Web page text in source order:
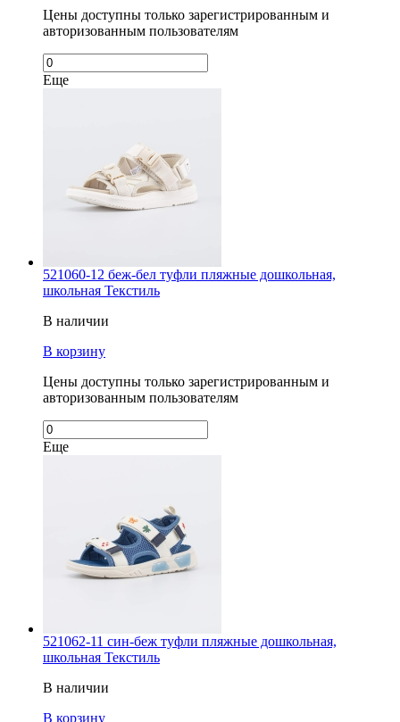
Цены доступны только зарегистрированным и
авторизованным пользователям
Еще
521060-12 беж-бел туфли пляжные дошкольная,
школьная Текстиль
В наличии
В корзину
Цены доступны только зарегистрированным и
авторизованным пользователям
Еще
521062-11 син-беж туфли пляжные дошкольная,
школьная Текстиль
В наличии
В корзину